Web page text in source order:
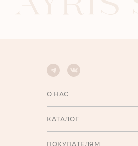
О НАС
КАТАЛОГ
ПОКУПАТЕЛЯМ